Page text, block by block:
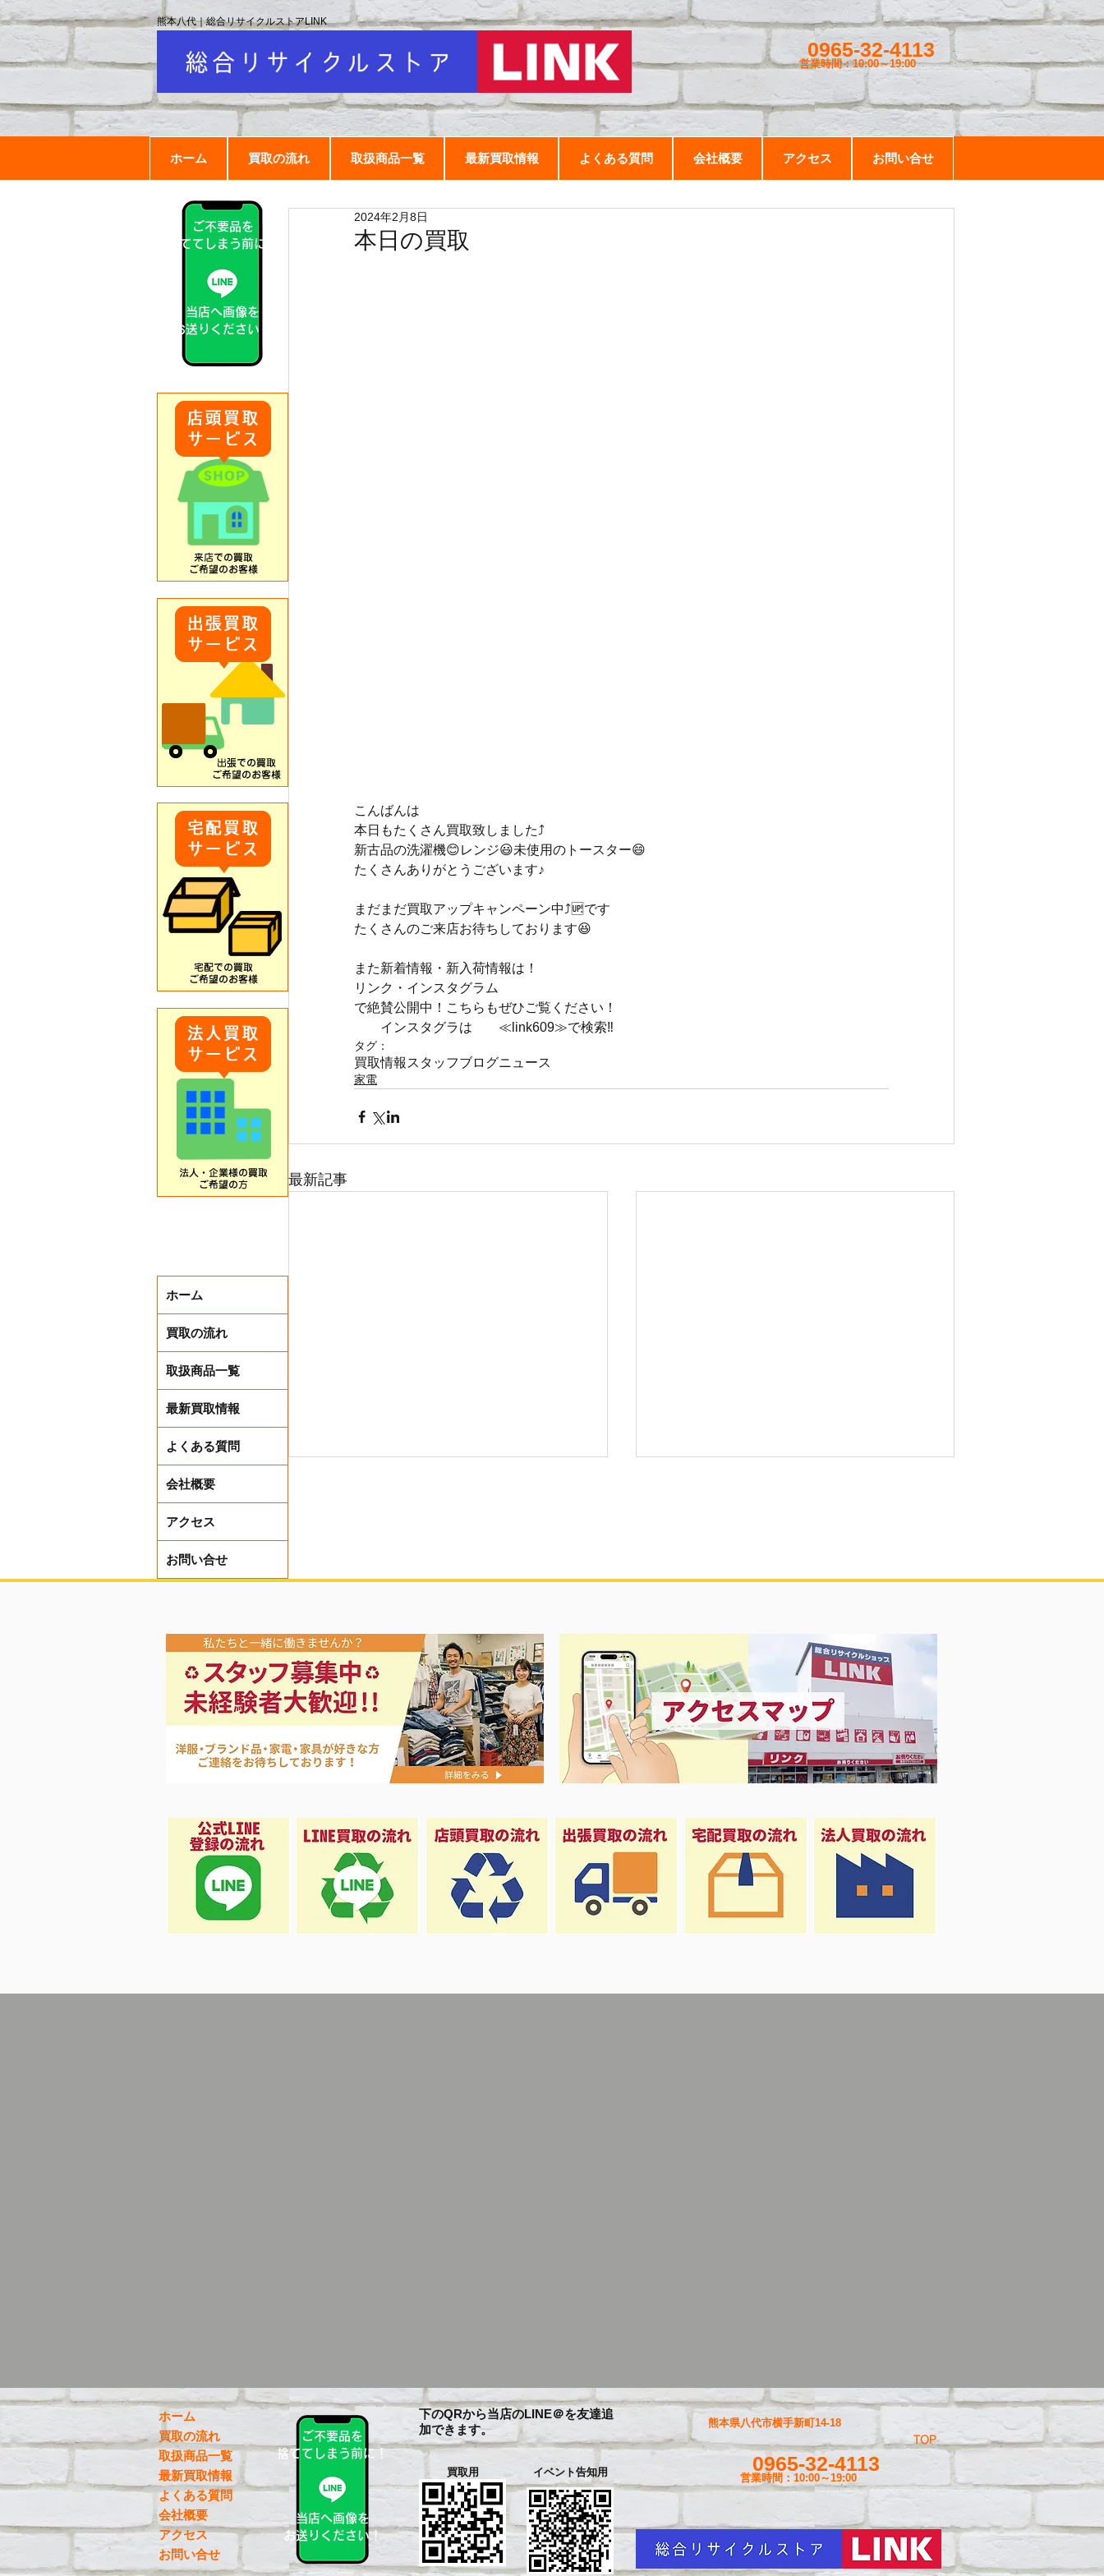
0965-32-4113
営業時間：10:00～19:00
ホーム 買取の流れ 取扱商品一覧 最新買取情報 よくある質問 会社概要 アクセス お問い合せ
熊本八代｜総合リサイクルストアLINK
本日の買取
2024年2月8日
こんばんは
本日もたくさん買取致しました⤴️
新古品の洗濯機😊レンジ😃未使用のトースター😄
たくさんありがとうございます♪
まだまだ買取アップキャンペーン中⤴️🆙です
たくさんのご来店お待ちしております😆
また新着情報・新入荷情報は！
リンク・インスタグラム
で絶賛公開中！こちらもぜひご覧ください！
インスタグラは　　≪link609≫で検索‼
タグ：
買取情報 スタッフブログニュース
家電
最新記事
ホーム
買取の流れ
取扱商品一覧
最新買取情報
よくある質問
会社概要
アクセス
お問い合せ
ご不要品を
捨ててしまう前に！
当店へ画像を
お送りください！
ホーム
買取の流れ
取扱商品一覧
最新買取情報
よくある質問
会社概要
アクセス
お問い合せ
ご不要品を
捨ててしまう前に！
当店へ画像を
お送りください！
下のQRから当店のLINE＠を友達追
加できます。
買取用 イベント告知用
TOP
0965-32-4113
営業時間：10:00～19:00
熊本県八代市横手新町14-18